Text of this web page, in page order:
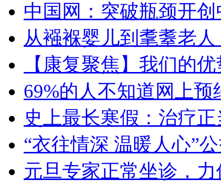
中国网：突破瓶颈开
从襁褓婴儿到耄耋老
【康复聚焦】我们的
69%的人不知道网上
史上最长寒假：治疗
“衣往情深 温暖人心”
元旦专家正常坐诊，力